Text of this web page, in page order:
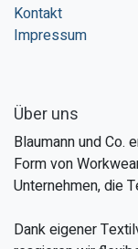
Kontakt
Impressum
Über uns
Blaumann und Co.
Form von
Unternehmen, die
Dank eigener